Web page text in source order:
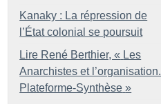
Kanaky : La répression de
l’État colonial se poursuit
Lire René Berthier, « Les
Anarchistes et l’organisation.
Plateforme-Synthèse »